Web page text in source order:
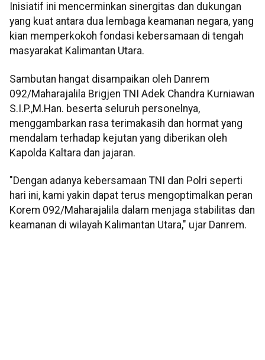
Inisiatif ini mencerminkan sinergitas dan dukungan
yang kuat antara dua lembaga keamanan negara, yang
kian memperkokoh fondasi kebersamaan di tengah
masyarakat Kalimantan Utara.
Sambutan hangat disampaikan oleh Danrem
092/Maharajalila Brigjen TNI Adek Chandra Kurniawan
S.I.P.,M.Han. beserta seluruh personelnya,
menggambarkan rasa terimakasih dan hormat yang
mendalam terhadap kejutan yang diberikan oleh
Kapolda Kaltara dan jajaran.
"Dengan adanya kebersamaan TNI dan Polri seperti
hari ini, kami yakin dapat terus mengoptimalkan peran
Korem 092/Maharajalila dalam menjaga stabilitas dan
keamanan di wilayah Kalimantan Utara," ujar Danrem.